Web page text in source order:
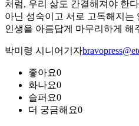
처럼, 우리 삶도 간결해져야 한
아닌 성숙이고 서로 고독해지는
인생을 아름답게 마무리하게 해
박미령 시니어기자
좋아요0
화나요0
슬퍼요0
더 궁금해요0